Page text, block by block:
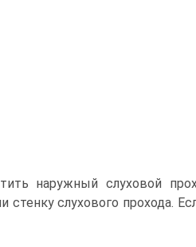
наружный слуховой
слухового прохода.